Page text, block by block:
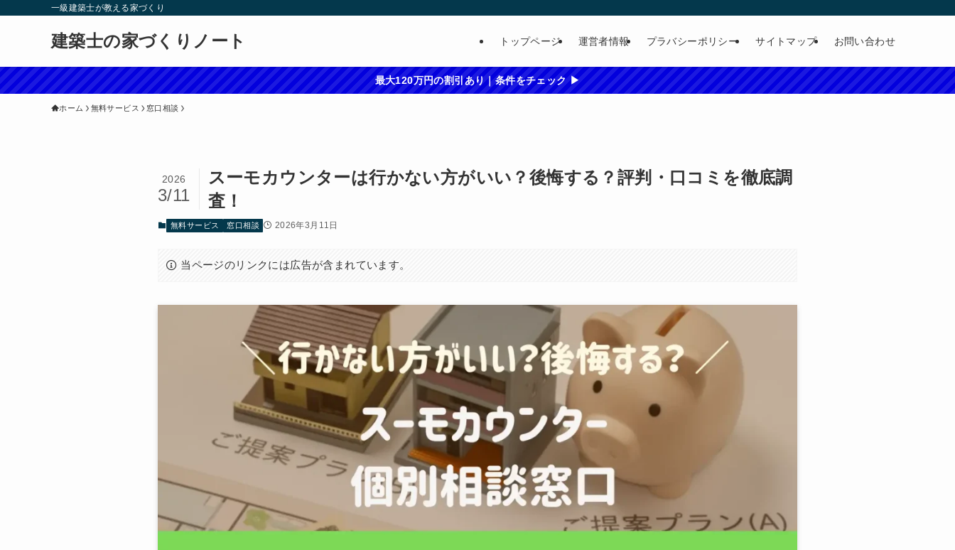
一級建築士が教える家づくり
建築士の家づくりノート トップページ 運営者情報 プラバシーポリシー サイトマップ お問い合わせ
最大120万円の割引あり｜条件をチェック ▶
ホーム 無料サービス 窓口相談
スーモカウンターは行かない方がいい？後悔する？評判・口コミを徹底調
査！
2026
3/11
無料サービス 窓口相談 2026年3月11日
当ページのリンクには広告が含まれています。